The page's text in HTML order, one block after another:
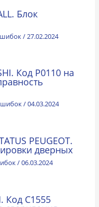
Блок
/27.02.2024
Код Р0110 на
/04.03.2024
PEUGEOT.
дверных
/06.03.2024
Код С1555